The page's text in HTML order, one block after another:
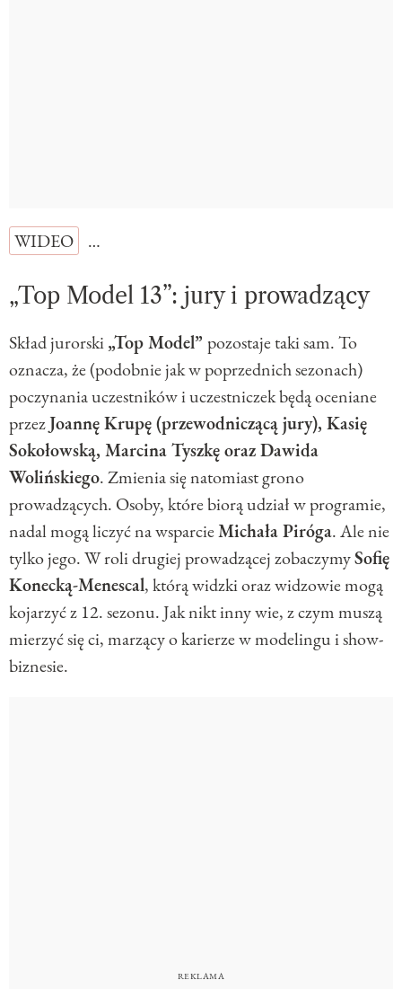
WIDEO …
„Top Model 13”: jury i prowadzący
Skład jurorski„Top Model” pozostaje taki sam. To
oznacza, że (podobnie jak w poprzednich sezonach)
poczynania uczestników i uczestniczek będą oceniane
przezJoannę Krupę (przewodniczącą jury), Kasię
Sokołowską, Marcina Tyszkę oraz Dawida
Wolińskiego. Zmienia się natomiast grono
prowadzących. Osoby, które biorą udział w programie,
nadal mogą liczyć na wsparcieMichała Piróga. Ale nie
tylko jego. W roli drugiej prowadzącej zobaczymySofię
Konecką-Menescal, którą widzki oraz widzowie mogą
kojarzyć z 12. sezonu. Jak nikt inny wie, z czym muszą
mierzyć się ci, marzący o karierze w modelingu i show-
biznesie.